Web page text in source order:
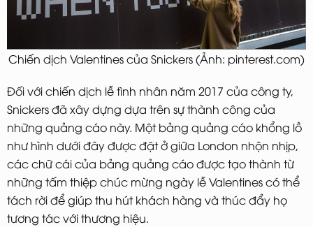
Chiến dịch Valentines của Snickers (Ảnh: pinterest.com)
Đối với chiến dịch lễ tình nhân năm 2017 của công ty,
Snickers đã xây dựng dựa trên sự thành công của
những quảng cáo này. Một bảng quảng cáo khổng lồ
như hình dưới đây được đặt ở giữa London nhộn nhịp,
các chữ cái của bảng quảng cáo được tạo thành từ
những tấm thiệp chúc mừng ngày lễ Valentines có thể
tách rời để giúp thu hút khách hàng và thúc đẩy họ
tương tác với thương hiệu.